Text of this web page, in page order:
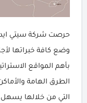
حرصت شركة سيتي ايدج
وضع كافة خبراتها
بأهم المواقع
الطرق الهامة
التي من خلالها